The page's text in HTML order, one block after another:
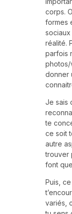
corps.
formes
sociaux
réalité.
parfois
donner
Je sais
te
ce soit
autre
trouver
font
Puis,
variés,